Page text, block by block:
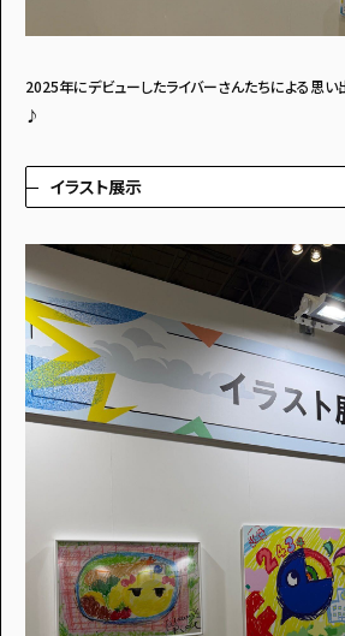
2025年にデビューしたライバーさんたちによる思
♪
イラスト展示